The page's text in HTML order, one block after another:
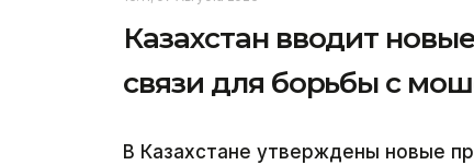
Казахстан вводит
связи для борьбы с
В Казахстане утверждены новые